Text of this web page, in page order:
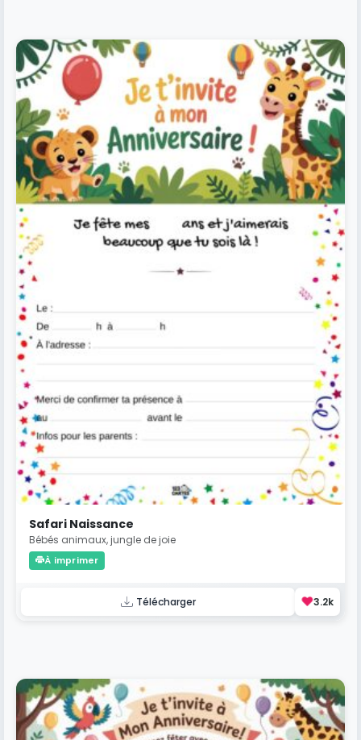
Safari Naissance
Bébés animaux, jungle de joie
À imprimer
Télécharger ❤️3.2k